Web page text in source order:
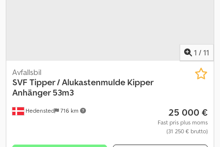
1 / 11
Hedensted 716 km
Avfallsbil
SVF Tipper / Alukastenmulde Kipper
Anhänger 53m3
25 000 €
Fast pris plus moms
(31 250 € brutto)